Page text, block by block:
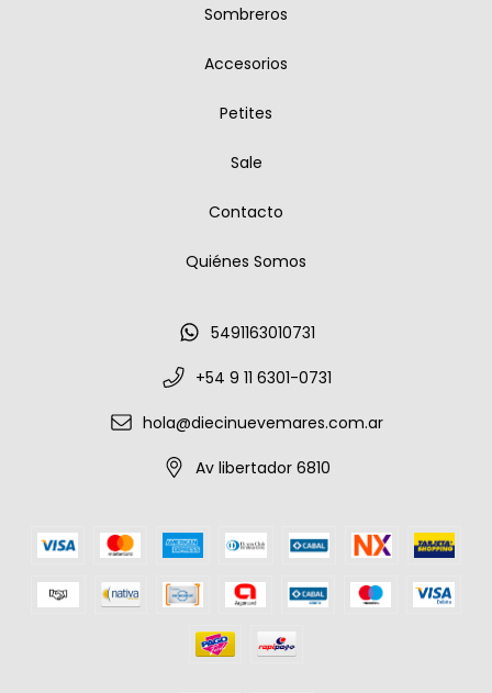
Sombreros
Accesorios
Petites
Sale
Contacto
Quiénes Somos
5491163010731
+54 9 11 6301-0731
hola@diecinuevemares.com.ar
Av libertador 6810